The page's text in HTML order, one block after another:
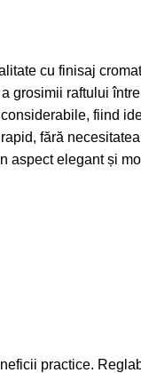
cu finisaj
grosimii raftului
fiind
fără
aspect elegant și
practice.